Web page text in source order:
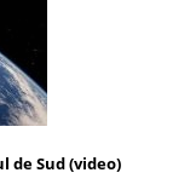
de Sud (video)